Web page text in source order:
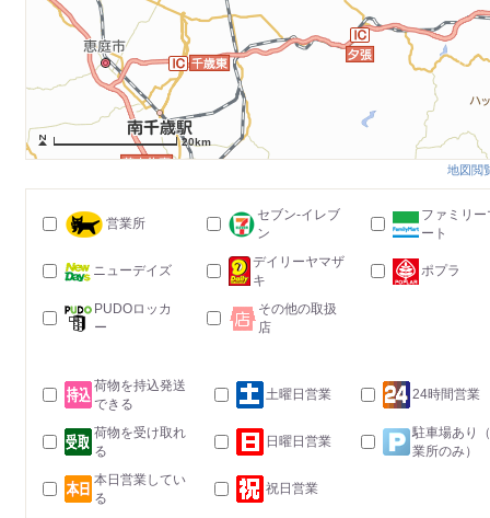
20km
地図閲
営業所
セブン-イレブ
ン
ファミリー
ート
ニューデイズ
デイリーヤマザ
キ
ポプラ
PUDOロッカ
ー
その他の取扱
店
荷物を持込発送
できる
土曜日営業 24時間営業
荷物を受け取れ
る
日曜日営業
駐車場あり
業所のみ）
本日営業してい
る
祝日営業